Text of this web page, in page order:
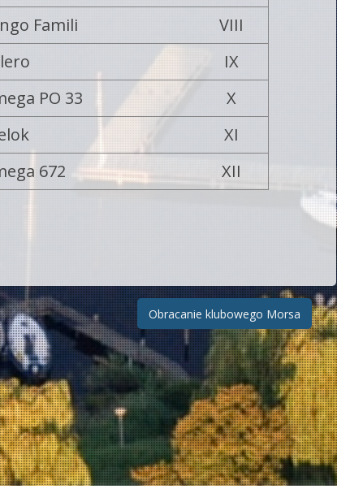
Famili
VIII
IX
PO 33
X
XI
672 XII
Obracanie klubowego Morsa